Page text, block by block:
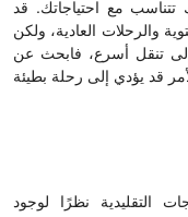
مع احتياجاتك. قد
المستوية والرحلات العادية، ولكن
تنقل أسرع، فابحث عن
الأمر قد يؤدي إلى رحلة بطيئة
التقليدية نظرًا لوجود